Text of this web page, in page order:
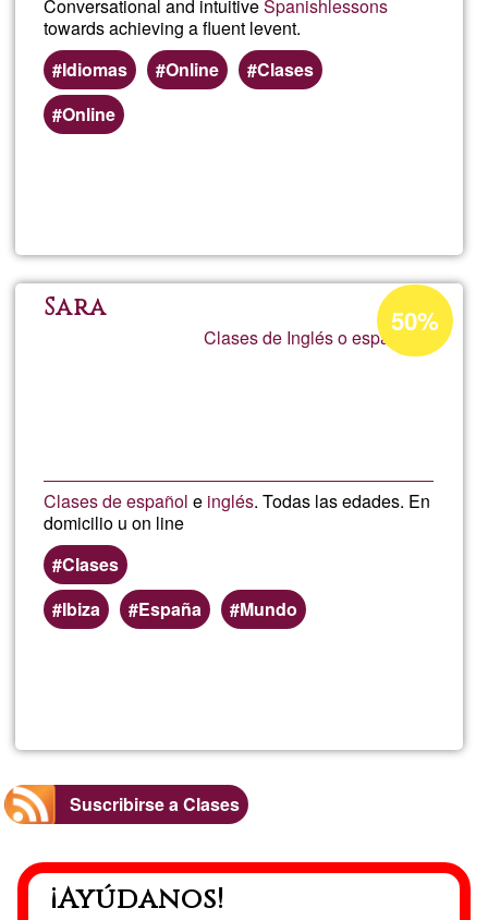
Conversational and intuitiveSpanishlessons
towards achieving a fluent levent.
Idiomas
Online
Clases
Online
Online
-
Sara
Clases de Inglés o español
Clases de español e inglés. Todas las edades. En
domicilio u on line
Clases
Ibiza
España Mundo
Porcentaje
de
aceptación
50%
Sara
Suscribirse a Clases
¡Ayúdanos!